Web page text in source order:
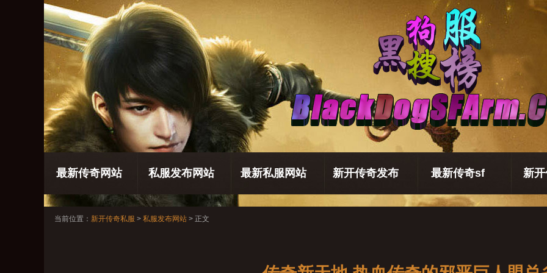
最新传奇网站 私服发布网站 最新私服网站 新开传奇发布 最新传奇sf 新
当前位置： 新开传奇私服 > 私服发布网站 > 正文